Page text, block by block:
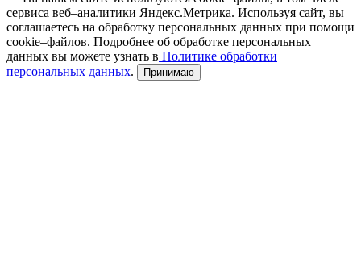
сервиса веб–аналитики Яндекс.Метрика. Используя сайт, вы
соглашаетесь на обработку персональных данных при помощи
cookie–файлов. Подробнее об обработке персональных
данных вы можете узнать в Политике обработки
персональных данных. Принимаю